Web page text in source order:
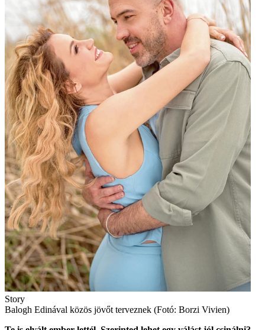
Story
Balogh Edinával közös jövőt terveznek (Fotó: Borzi Vivien)